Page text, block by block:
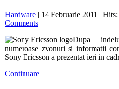
Hardware | 14 Februarie 2011 | Hits:
Comments
Dupa
numeroase zvonuri si informatii
Sony Ericsson a prezentat ieri in
Continuare